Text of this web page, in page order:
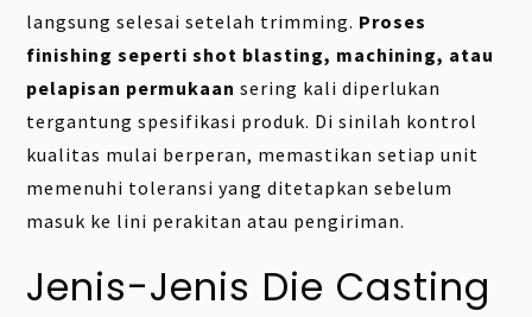
langsung selesai setelah trimming. Proses
finishing seperti shot blasting, machining, atau
pelapisan permukaan sering kali diperlukan
tergantung spesifikasi produk. Di sinilah kontrol
kualitas mulai berperan, memastikan setiap unit
memenuhi toleransi yang ditetapkan sebelum
masuk ke lini perakitan atau pengiriman.
Jenis-Jenis Die Casting